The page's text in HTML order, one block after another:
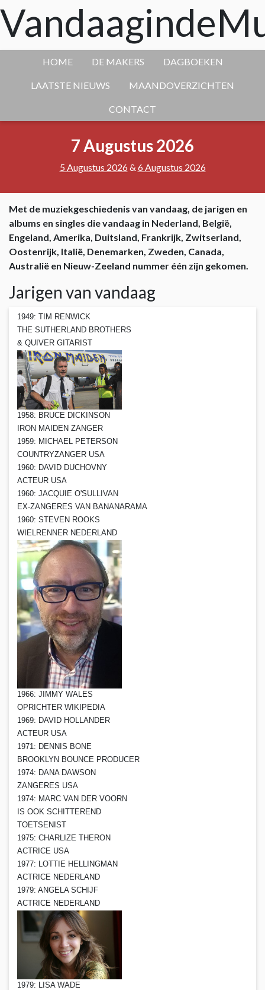
HOME DE MAKERS DAGBOEKEN
LAATSTE NIEUWS MAANDOVERZICHTEN
CONTACT
7 Augustus 2026
5 Augustus 2026 & 6 Augustus 2026
Met de muziekgeschiedenis van vandaag, de jarigen en
albums en singles die vandaag in Nederland, België,
Engeland, Amerika, Duitsland, Frankrijk, Zwitserland,
Oostenrijk, Italië, Denemarken, Zweden, Canada,
Australië en Nieuw-Zeeland nummer één zijn gekomen.
Jarigen van vandaag
1949: TIM RENWICK
THE SUTHERLAND BROTHERS
& QUIVER GITARIST
1958: BRUCE DICKINSON
IRON MAIDEN ZANGER
1959: MICHAEL PETERSON
COUNTRYZANGER USA
1960: DAVID DUCHOVNY
ACTEUR USA
1960: JACQUIE O'SULLIVAN
EX-ZANGERES VAN BANANARAMA
1960: STEVEN ROOKS
WIELRENNER NEDERLAND
1966: JIMMY WALES
OPRICHTER WIKIPEDIA
1969: DAVID HOLLANDER
ACTEUR USA
1971: DENNIS BONE
BROOKLYN BOUNCE PRODUCER
1974: DANA DAWSON
ZANGERES USA
1974: MARC VAN DER VOORN
IS OOK SCHITTEREND
TOETSENIST
1975: CHARLIZE THERON
ACTRICE USA
1977: LOTTIE HELLINGMAN
ACTRICE NEDERLAND
1979: ANGELA SCHIJF
ACTRICE NEDERLAND
1979: LISA WADE